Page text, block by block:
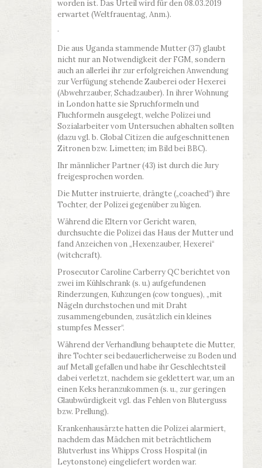
worden ist. Das Urteil wird für den 08.03.2019
erwartet (Weltfrauentag, Anm.).
·
Die aus Uganda stammende Mutter (37) glaubt
nicht nur an Notwendigkeit der FGM, sondern
auch an allerlei ihr zur erfolgreichen Anwendung
zur Verfügung stehende Zauberei oder Hexerei
(Abwehrzauber, Schadzauber). In ihrer Wohnung
in London hatte sie Spruchformeln und
Fluchformeln ausgelegt, welche Polizei und
Sozialarbeiter vom Untersuchen abhalten sollten
(dazu vgl. b. Global Citizen die aufgeschnittenen
Zitronen bzw. Limetten; im Bild bei BBC).
Ihr männlicher Partner (43) ist durch die Jury
freigesprochen worden.
Die Mutter instruierte, drängte („coached“) ihre
Tochter, der Polizei gegenüber zu lügen.
Während die Eltern vor Gericht waren,
durchsuchte die Polizei das Haus der Mutter und
fand Anzeichen von „Hexenzauber, Hexerei“
(witchcraft).
Prosecutor Caroline Carberry QC berichtet von
zwei im Kühlschrank (s. u.) aufgefundenen
Rinderzungen, Kuhzungen (cow tongues), „mit
Nägeln durchstochen und mit Draht
zusammengebunden, zusätzlich ein kleines
stumpfes Messer“.
Während der Verhandlung behauptete die Mutter,
ihre Tochter sei bedauerlicherweise zu Boden und
auf Metall gefallen und habe ihr Geschlechtsteil
dabei verletzt, nachdem sie geklettert war, um an
einen Keks heranzukommen (s. u., zur geringen
Glaubwürdigkeit vgl. das Fehlen von Bluterguss
bzw. Prellung).
Krankenhausärzte hatten die Polizei alarmiert,
nachdem das Mädchen mit beträchtlichem
Blutverlust ins Whipps Cross Hospital (in
Leytonstone) eingeliefert worden war.